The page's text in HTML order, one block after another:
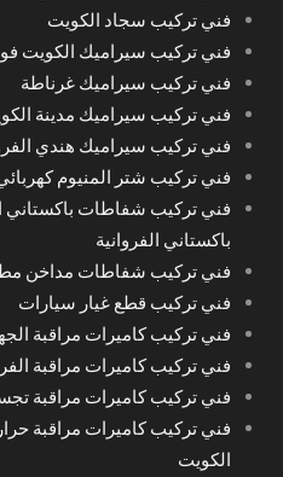
فني تركيب سجاد الكويت
فني تركيب سيراميك الكويت
فني تركيب سيراميك غرناطة
فني تركيب سيراميك مدينة
فني تركيب سيراميك هندي
فني تركيب شتر المنيوم
فني تركيب شفاطات باكستاني
باكستاني الفروانية
فني تركيب شفاطات مداخن
فني تركيب قطع غيار سيارات
فني تركيب كاميرات مراقبة
فني تركيب كاميرات مراقبة
فني تركيب كاميرات مراقبة
فني تركيب كاميرات مراقبة
الكويت